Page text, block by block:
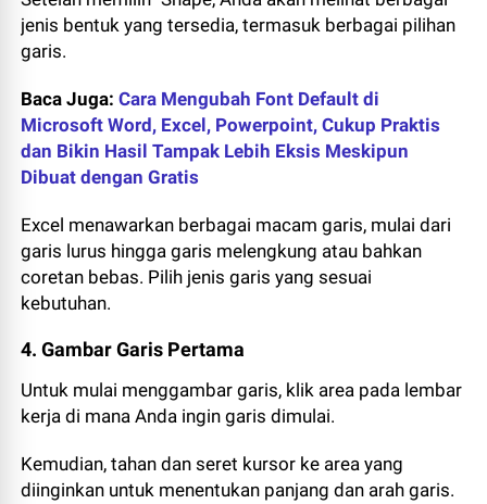
jenis bentuk yang tersedia, termasuk berbagai pilihan
garis.
Baca Juga:Cara Mengubah Font Default di
Microsoft Word, Excel, Powerpoint, Cukup Praktis
dan Bikin Hasil Tampak Lebih Eksis Meskipun
Dibuat dengan Gratis
Excel menawarkan berbagai macam garis, mulai dari
garis lurus hingga garis melengkung atau bahkan
coretan bebas. Pilih jenis garis yang sesuai
kebutuhan.
4. Gambar Garis Pertama
Untuk mulai menggambar garis, klik area pada lembar
kerja di mana Anda ingin garis dimulai.
Kemudian, tahan dan seret kursor ke area yang
diinginkan untuk menentukan panjang dan arah garis.